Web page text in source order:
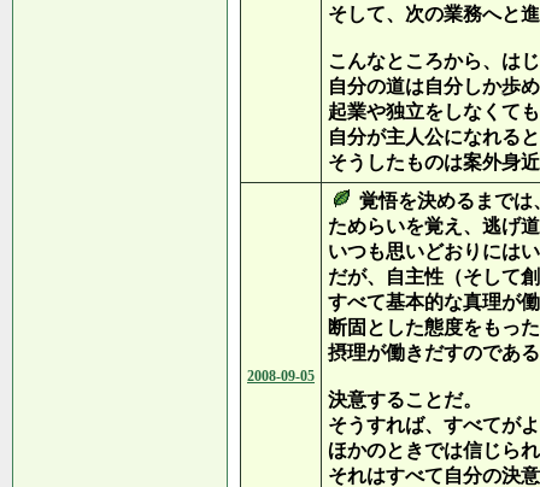
そして、次の業務へと
こんなところから、は
自分の道は自分しか歩
起業や独立をしなくて
自分が主人公になれる
そうしたものは案外身
2008-09-05
覚悟を決めるまでは
ためらいを覚え、逃げ
いつも思いどおりには
だが、自主性（そして
すべて基本的な真理が
断固とした態度をもっ
摂理が働きだすのであ
決意することだ。
そうすれば、すべてが
ほかのときでは信じら
それはすべて自分の決